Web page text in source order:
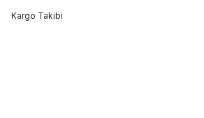
Kargo Takibi